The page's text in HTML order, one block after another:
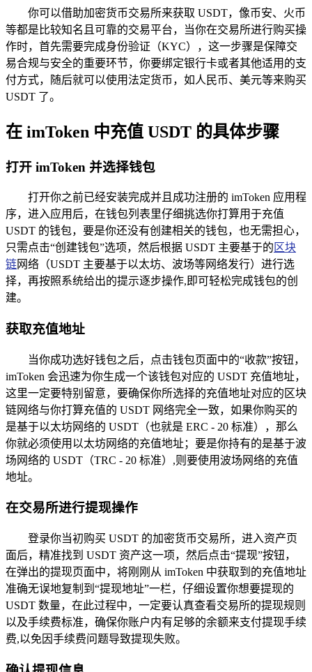
你可以借助加密货币交易所来获取 USDT，像币安、火币
等都是比较知名且可靠的交易平台，当你在交易所进行购买操
作时，首先需要完成身份验证（KYC），这一步骤是保障交
易合规与安全的重要环节，你要绑定银行卡或者其他适用的支
付方式，随后就可以使用法定货币，如人民币、美元等来购买
USDT 了。
在 imToken 中充值 USDT 的具体步骤
打开 imToken 并选择钱包
打开你之前已经安装完成并且成功注册的 imToken 应用程
序，进入应用后，在钱包列表里仔细挑选你打算用于充值
USDT 的钱包，要是你还没有创建相关的钱包，也无需担心，
只需点击“创建钱包”选项，然后根据 USDT 主要基于的 区块
链网络（USDT 主要基于以太坊、波场等网络发行）进行选
择，再按照系统给出的提示逐步操作,即可轻松完成钱包的创
建。
获取充值地址
当你成功选好钱包之后，点击钱包页面中的“收款”按钮，
imToken 会迅速为你生成一个该钱包对应的 USDT 充值地址，
这里一定要特别留意，要确保你所选择的充值地址对应的区块
链网络与你打算充值的 USDT 网络完全一致，如果你购买的
是基于以太坊网络的 USDT（也就是 ERC - 20 标准），那么
你就必须使用以太坊网络的充值地址；要是你持有的是基于波
场网络的 USDT（TRC - 20 标准）,则要使用波场网络的充值
地址。
在交易所进行提现操作
登录你当初购买 USDT 的加密货币交易所，进入资产页
面后，精准找到 USDT 资产这一项，然后点击“提现”按钮，
在弹出的提现页面中，将刚刚从 imToken 中获取到的充值地址
准确无误地复制到“提现地址”一栏，仔细设置你想要提现的
USDT 数量，在此过程中，一定要认真查看交易所的提现规则
以及手续费标准，确保你账户内有足够的余额来支付提现手续
费,以免因手续费问题导致提现失败。